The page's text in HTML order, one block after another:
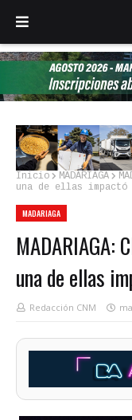
Inicio MADARIAGA
una de ellas impactó
MADARIAGA
MADARIAGA:
una de ellas
Redacción CNM